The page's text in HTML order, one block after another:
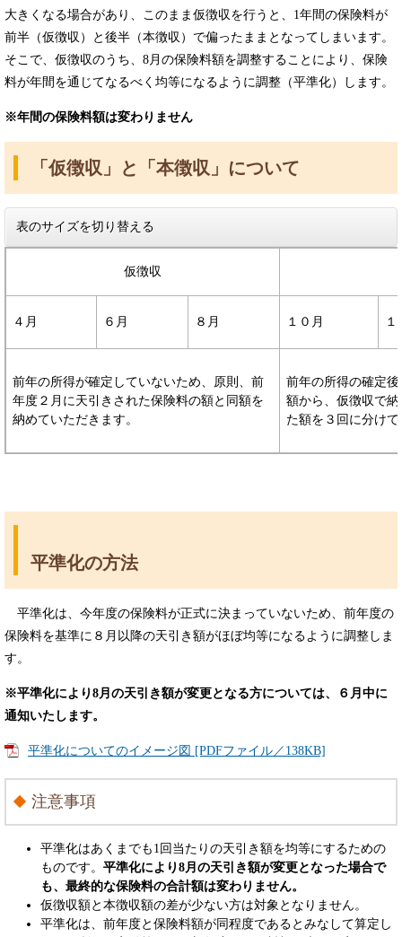
大きくなる場合があり、このまま仮徴収を行うと、1年間の保険料が
前半（仮徴収）と後半（本徴収）で偏ったままとなってしまいます。
そこで、仮徴収のうち、8月の保険料額を調整することにより、保険
料が年間を通じてなるべく均等になるように調整（平準化）します。
※年間の保険料額は変わりません
「仮徴収」と「本徴収」について
表のサイズを切り替える
仮徴収
４月 ６月 ８月 １０月 １
前年の所得が確定していないため、原則、前
年度２月に天引きされた保険料の額と同額を
納めていただきます。
前年の所得の確定
額から、仮徴収で
た額を３回に分け
平準化の方法
平準化は、今年度の保険料が正式に決まっていないため、前年度の
保険料を基準に８月以降の天引き額がほぼ均等になるように調整しま
す。
※平準化により8月の天引き額が変更となる方については、６月中に
通知いたします。
平準化についてのイメージ図 [PDFファイル／138KB]
注意事項
平準化はあくまでも1回当たりの天引き額を均等にするための
ものです。 平準化により8月の天引き額が変更となった場合で
も、最終的な保険料の合計額は変わりません。
仮徴収額と本徴収額の差が少ない方は対象となりません。
平準化は、前年度と保険料額が同程度であるとみなして算定し